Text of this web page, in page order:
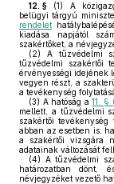
12. § (1)
A
belügyi tárgyú
rendelet
kiadása napjától
szakértőket, a
(2) A tűzvédelmi
tűzvédelmi szakértői
érvényességi idejének
vegyen részt, a
a tevékenység
(3) A hatóság a11. §
mellett, a tűzvédelmi
szakértői
abban az esetben is,
a szakértői vizsgára
adatainak változását
(4) A tűzvédelmi
határozatban dönt,
névjegyzéket vezető